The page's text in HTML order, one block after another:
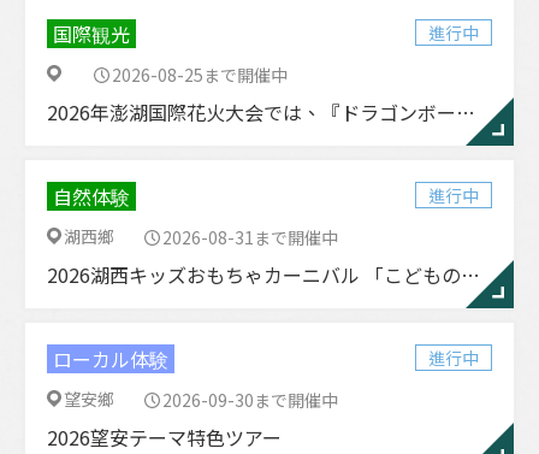
国際観光
進行中
2026-08-25まで開催中
2026年澎湖国際花火大会では、『ドラゴンボールZ』と『ドラゴンボールZ澎湖夏季花火大会』が登場します。
自然体験
進行中
湖西鄉
2026-08-31まで開催中
2026湖西キッズおもちゃカーニバル 「こどもの春」＆モノを大切にするエコ啓発イベント
ローカル体験
進行中
望安鄉
2026-09-30まで開催中
2026望安テーマ特色ツアー